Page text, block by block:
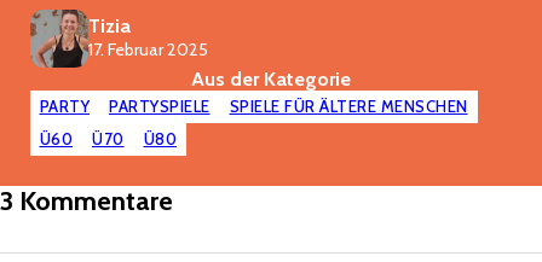
Tizia
17. Februar 2025
Aus der Kategorie
PARTY PARTYSPIELE
SPIELE FÜR ÄLTERE MENSCHEN
Ü60
Ü70 Ü80
3 Kommentare